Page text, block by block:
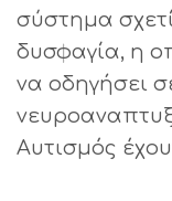
σύστημα
δυσφαγία, η
να οδηγήσει
Αυτισμός